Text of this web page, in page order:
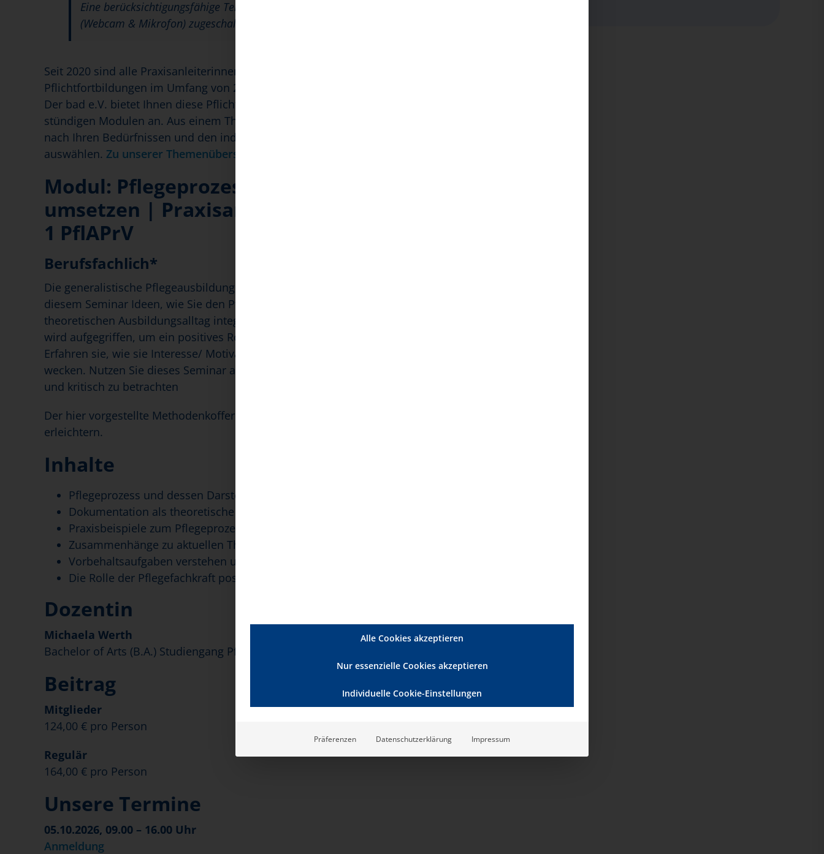
Eine berücksichtigungsfähige Teilnahme ist nur gegeben, wenn Sie mit Bild und Ton
(Webcam & Mikrofon) zugeschaltet sind.
Seit 2020 sind alle Praxisanleiterinnen und Praxisanleiter dazu verpflichtet,
Pflichtfortbildungen im Umfang von 24 Stunden jährlich zu absolvieren und nachzuweisen.
Der bad e.V. bietet Ihnen diese Pflichtfortbildungen in Form von verschiedenen, jeweils 8-
stündigen Modulen an. Aus einem Themenpool können Sie drei einzelne Seminarmodule
nach Ihren Bedürfnissen und den individuellen Erfordernissen in Ihrer Einrichtung
auswählen. Zu unserer Themenübersicht.
Modul: Pflegeprozess verstehen, erklären und
umsetzen | Praxisanleiter gem. § 4 Absatz 3 Satz
1 PflAPrV
Berufsfachlich*
Die generalistische Pflegeausbildung ist stark am Pflegeprozess orientiert. Erhalten Sie in
diesem Seminar Ideen, wie Sie den Pflegeprozess bewusst(er) in den praktischen, als auch
theoretischen Ausbildungsalltag integrieren können. Das Thema der Vorbehaltsaufgaben
wird aufgegriffen, um ein positives Rollenbild einer Pflegefachperson entstehen zu lassen.
Erfahren sie, wie sie Interesse/ Motivation und Stolz auf die Rolle der Pflegefachperson
wecken. Nutzen Sie dieses Seminar auch, um Ihr eigenes Rollenverständnis zu reflektieren
und kritisch zu betrachten
Der hier vorgestellte Methodenkoffer soll Ihre Rolle als Praxisanleiter*in stärken und
erleichtern.
Inhalte
Pflegeprozess und dessen Darstellung in der Anleitungssituation
Dokumentation als theoretische Umsetzung
Praxisbeispiele zum Pflegeprozess
Zusammenhänge zu aktuellen Themen der Pflege herstellen.
Vorbehaltsaufgaben verstehen und in Anleitungssituationen mit lebendig werden lassen
Die Rolle der Pflegefachkraft positiv würdigen
Dozentin
Michaela Werth
Bachelor of Arts (B.A.) Studiengang Pflege und Fachautorin
Beitrag
Mitglieder
124,00 € pro Person
Regulär
164,00 € pro Person
Unsere Termine
05.10.2026, 09.00 – 16.00 Uhr
Anmeldung
Alle Cookies akzeptieren
Nur essenzielle Cookies akzeptieren
Individuelle Cookie-Einstellungen
Präferenzen Datenschutzerklärung Impressum